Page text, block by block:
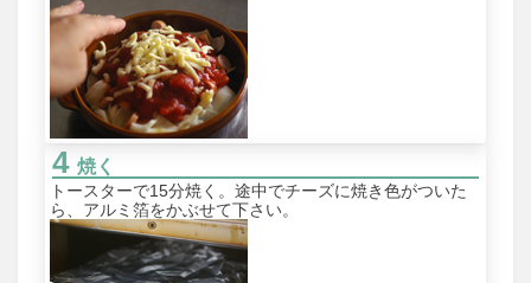
焼く
トースターで15分焼く。途中でチーズに焼き色がついた
ら、アルミ箔をかぶせて下さい。